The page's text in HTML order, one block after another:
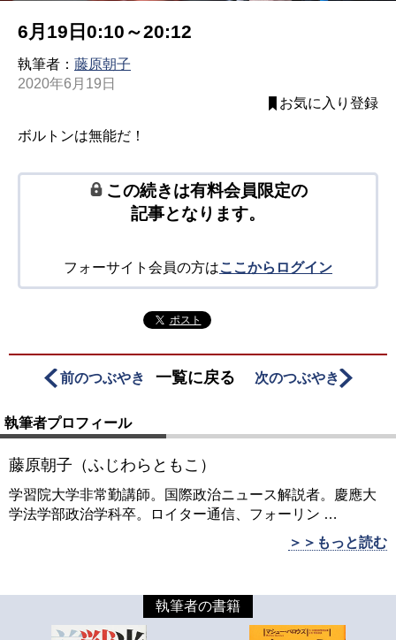
6月19日0:10～20:12
執筆者： 藤原朝子
2020年6月19日
お気に入り登録
ボルトンは無能だ！
この続きは有料会員限定の
記事となります。
フォーサイト会員の方はここからログイン
ポスト
前のつぶやき 一覧に戻る 次のつぶやき
執筆者プロフィール
藤原朝子（ふじわらともこ）
学習院大学非常勤講師。国際政治ニュース解説者。慶應大
学法学部政治学科卒。ロイター通信、フォーリン …
＞＞もっと読む
執筆者の書籍